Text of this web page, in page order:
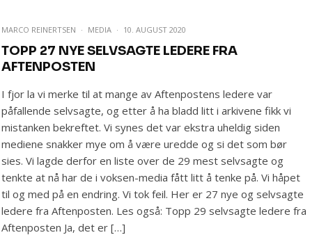
MARCO REINERTSEN · MEDIA · 10. AUGUST 2020
TOPP 27 NYE SELVSAGTE LEDERE FRA
AFTENPOSTEN
I fjor la vi merke til at mange av Aftenpostens ledere var
påfallende selvsagte, og etter å ha bladd litt i arkivene fikk vi
mistanken bekreftet. Vi synes det var ekstra uheldig siden
mediene snakker mye om å være uredde og si det som bør
sies. Vi lagde derfor en liste over de 29 mest selvsagte og
tenkte at nå har de i voksen-media fått litt å tenke på. Vi håpet
til og med på en endring. Vi tok feil. Her er 27 nye og selvsagte
ledere fra Aftenposten. Les også: Topp 29 selvsagte ledere fra
Aftenposten Ja, det er […]